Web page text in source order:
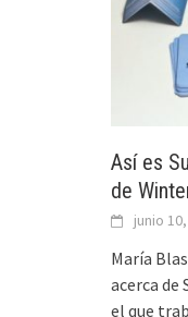
Así es
de
junio
María
acerca de
el que